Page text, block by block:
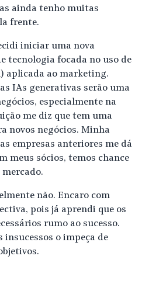
ainda tenho muitas
frente.
iniciar uma nova
tecnologia focada no uso de
ao marketing.
IAs generativas serão uma
especialmente na
me diz que tem uma
novos negócios. Minha
empresas anteriores me dá
meus sócios, temos chance
não. Encaro com
pois já aprendi que os
rumo ao sucesso.
insucessos o impeça de